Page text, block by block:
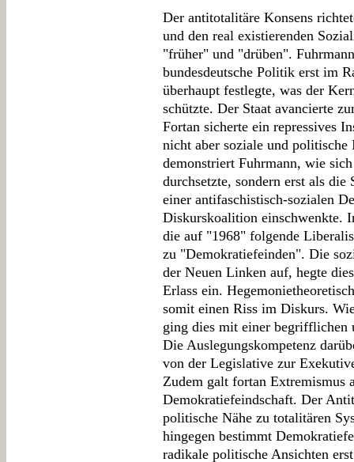
Der antitotalitäre Konsens
und den real existierenden
"früher" und "drüben".
bundesdeutsche Politik erst im
überhaupt festlegte, was der
schützte. Der Staat avancierte
Fortan sicherte ein repressives
nicht aber soziale und
demonstriert Fuhrmann, wie
durchsetzte, sondern erst als
einer antifaschistisch-sozialen
Diskurskoalition einschwenkte.
die auf "1968" folgende
zu "Demokratiefeinden". Die
der Neuen Linken auf, hegte
Erlass ein.
somit einen Riss im Diskurs.
ging dies mit einer begrifflichen
Die Auslegungskompetenz
von der Legislative zur
Zudem galt fortan Extremismus
Demokratiefeindschaft. Der
politische Nähe zu totalitären
hingegen bestimmt
radikale politische Ansichten